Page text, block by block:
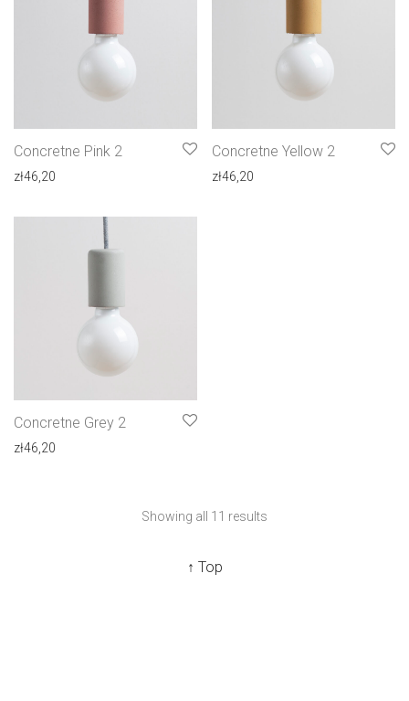
Concretne Pink 2
zł46,20
Concretne Yellow 2
zł46,20
Concretne Grey 2
zł46,20
Showing all 11 results
↑ Top